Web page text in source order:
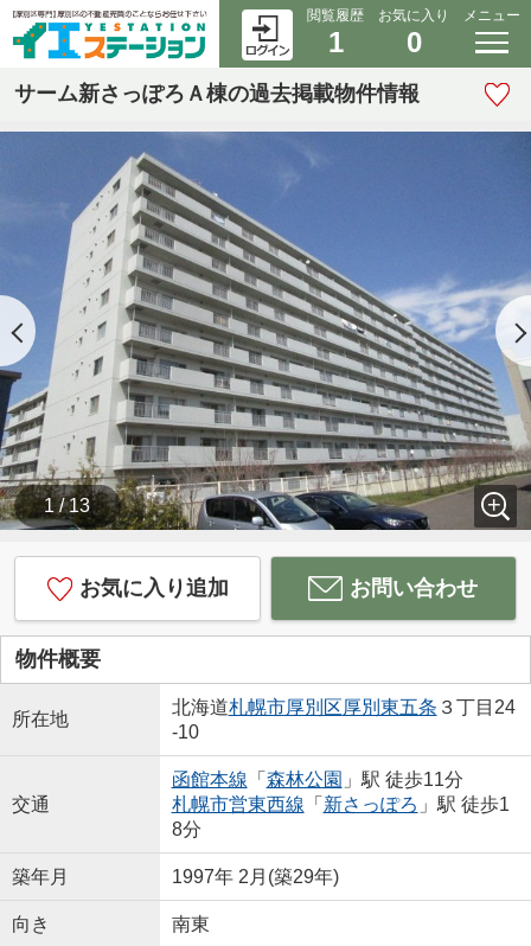
閲覧履歴
1
お気に入り
0
メニュー
サーム新さっぽろＡ棟の過去掲載物件情報
1 / 13
お気に入り追加 お問い合わせ
物件概要
所在地
北海道札幌市厚別区厚別東五条 ３丁目24
-10
交通
函館本線 「 森林公園 」駅 徒歩11分
札幌市営東西線 「 新さっぽろ 」駅 徒歩1
8分
築年月 1997年 2月(築29年)
向き 南東